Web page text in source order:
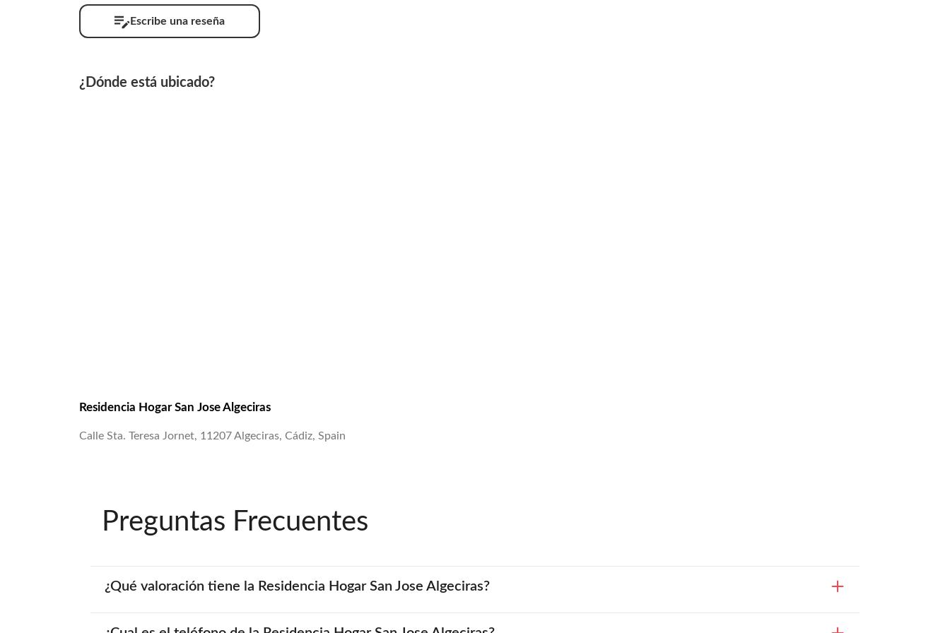
Escribe una reseña
¿Dónde está ubicado?
Residencia Hogar San Jose Algeciras
Calle Sta. Teresa Jornet, 11207 Algeciras, Cádiz, Spain
Preguntas Frecuentes
¿Qué valoración tiene la Residencia Hogar San Jose Algeciras?